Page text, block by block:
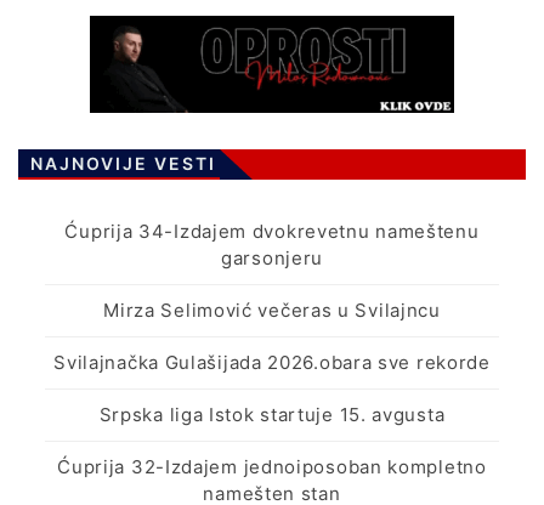
NAJNOVIJE VESTI
Ćuprija 34-Izdajem dvokrevetnu nameštenu
garsonjeru
Mirza Selimović večeras u Svilajncu
Svilajnačka Gulašijada 2026.obara sve rekorde
Srpska liga Istok startuje 15. avgusta
Ćuprija 32-Izdajem jednoiposoban kompletno
namešten stan